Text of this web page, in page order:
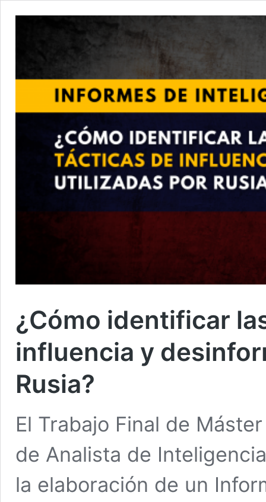
¿Cómo identificar
influencia y
Rusia?
El Trabajo Final de
de Analista de
la elaboración de un